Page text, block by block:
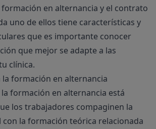
en alternancia y el contrato
uno de ellos tiene características y
que es importante conocer
que mejor se adapte a las
clínica.
formación en alternancia
formación en alternancia está
los trabajadores compaginen la
con la formación teórica relacionada